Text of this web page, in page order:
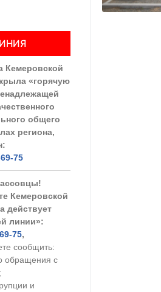
Кемеровской
«горячую
общего
региона,
75
Кемеровской
действует
линии»:
75,
сообщить:
обращения с
и